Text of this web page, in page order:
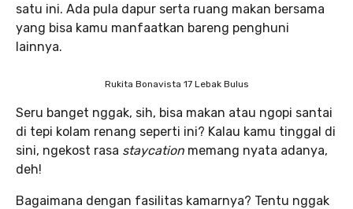
satu ini. Ada pula dapur serta ruang makan bersama
yang bisa kamu manfaatkan bareng penghuni
lainnya.
Rukita Bonavista 17 Lebak Bulus
Seru banget nggak, sih, bisa makan atau ngopi santai
di tepi kolam renang seperti ini? Kalau kamu tinggal di
sini, ngekost rasa staycation memang nyata adanya,
deh!
Bagaimana dengan fasilitas kamarnya? Tentu nggak